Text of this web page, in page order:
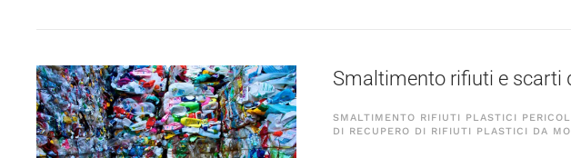
Smaltimento rifiuti e scarti
SMALTIMENTO RIFIUTI PLASTICI
DI RECUPERO DI RIFIUTI PLASTICI DA